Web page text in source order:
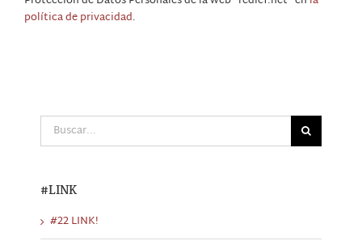
política de privacidad.
Buscar:
#LINK
#22 LINK!